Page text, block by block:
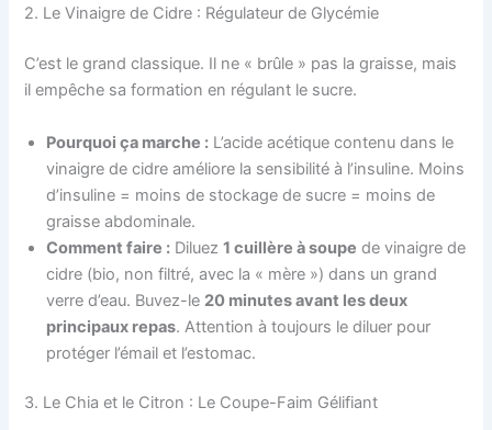
2. Le Vinaigre de Cidre : Régulateur de Glycémie
C’est le grand classique. Il ne « brûle » pas la graisse, mais
il empêche sa formation en régulant le sucre.
Pourquoi ça marche : L’acide acétique contenu dans le
vinaigre de cidre améliore la sensibilité à l’insuline. Moins
d’insuline = moins de stockage de sucre = moins de
graisse abdominale.
Comment faire : Diluez1 cuillère à soupe de vinaigre de
cidre (bio, non filtré, avec la « mère ») dans un grand
verre d’eau. Buvez-le 20 minutes avant les deux
principaux repas. Attention à toujours le diluer pour
protéger l’émail et l’estomac.
3. Le Chia et le Citron : Le Coupe-Faim Gélifiant